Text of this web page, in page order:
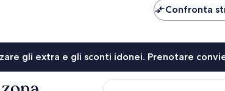
847 €Confronta
gli extra e gli sconti idonei. Prenotare